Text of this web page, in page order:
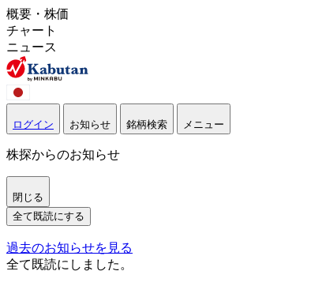
概要・株価
チャート
ニュース
ログイン お知らせ 銘柄検索 メニュー
株探からのお知らせ
閉じる
全て既読にする
過去のお知らせを見る
全て既読にしました。